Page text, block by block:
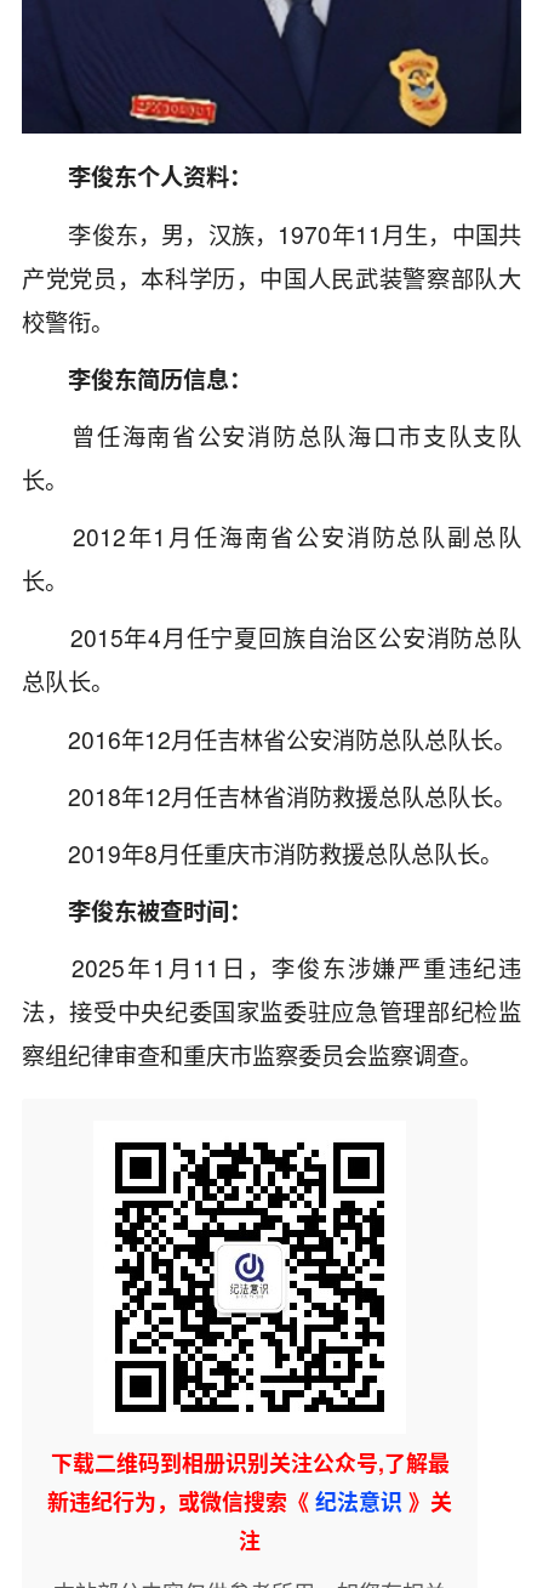
李俊东个人资料：
李俊东，男，汉族，1970年11月生，中国共
产党党员，本科学历，中国人民武装警察部队大
校警衔。
李俊东简历信息：
曾任海南省公安消防总队海口市支队支队
长。
2012年1月任海南省公安消防总队副总队
长。
2015年4月任宁夏回族自治区公安消防总队
总队长。
2016年12月任吉林省公安消防总队总队长。
2018年12月任吉林省消防救援总队总队长。
2019年8月任重庆市消防救援总队总队长。
李俊东被查时间：
2025年1月11日，李俊东涉嫌严重违纪违
法，接受中央纪委国家监委驻应急管理部纪检监
察组纪律审查和重庆市监察委员会监察调查。
下载二维码到相册识别关注公众号,了解最
新违纪行为，或微信搜索《纪法意识 》关
注